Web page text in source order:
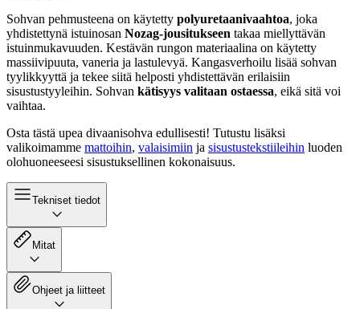
Sohvan pehmusteena on käytetty polyuretaanivaahtoa, joka
yhdistettynä istuinosan Nozag-jousitukseen takaa miellyttävän
istuinmukavuuden. Kestävän rungon materiaalina on käytetty
massiivipuuta, vaneria ja lastulevyä. Kangasverhoilu lisää sohvan
tyylikkyyttä ja tekee siitä helposti yhdistettävän erilaisiin
sisustustyyleihin. Sohvan kätisyys valitaan ostaessa, eikä sitä voi
vaihtaa.
Osta tästä upea divaanisohva edullisesti! Tutustu lisäksi
valikoimamme mattoihin, valaisimiin ja sisustustekstiileihin luoden
olohuoneeseesi sisustuksellinen kokonaisuus.
Tekniset tiedot
Mitat
Ohjeet ja liitteet